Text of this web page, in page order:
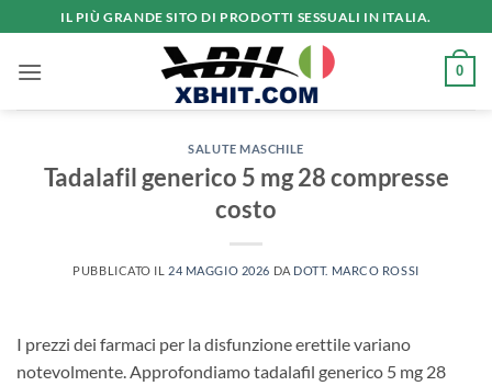
ai
contenuti
IL PIÙ GRANDE SITO DI PRODOTTI SESSUALI IN ITALIA.
0
SALUTE MASCHILE
Tadalafil generico 5 mg 28 compresse
costo
PUBBLICATO IL 24 MAGGIO 2026 DA DOTT. MARCO ROSSI
I prezzi dei farmaci per la disfunzione erettile variano
notevolmente. Approfondiamo tadalafil generico 5 mg 28